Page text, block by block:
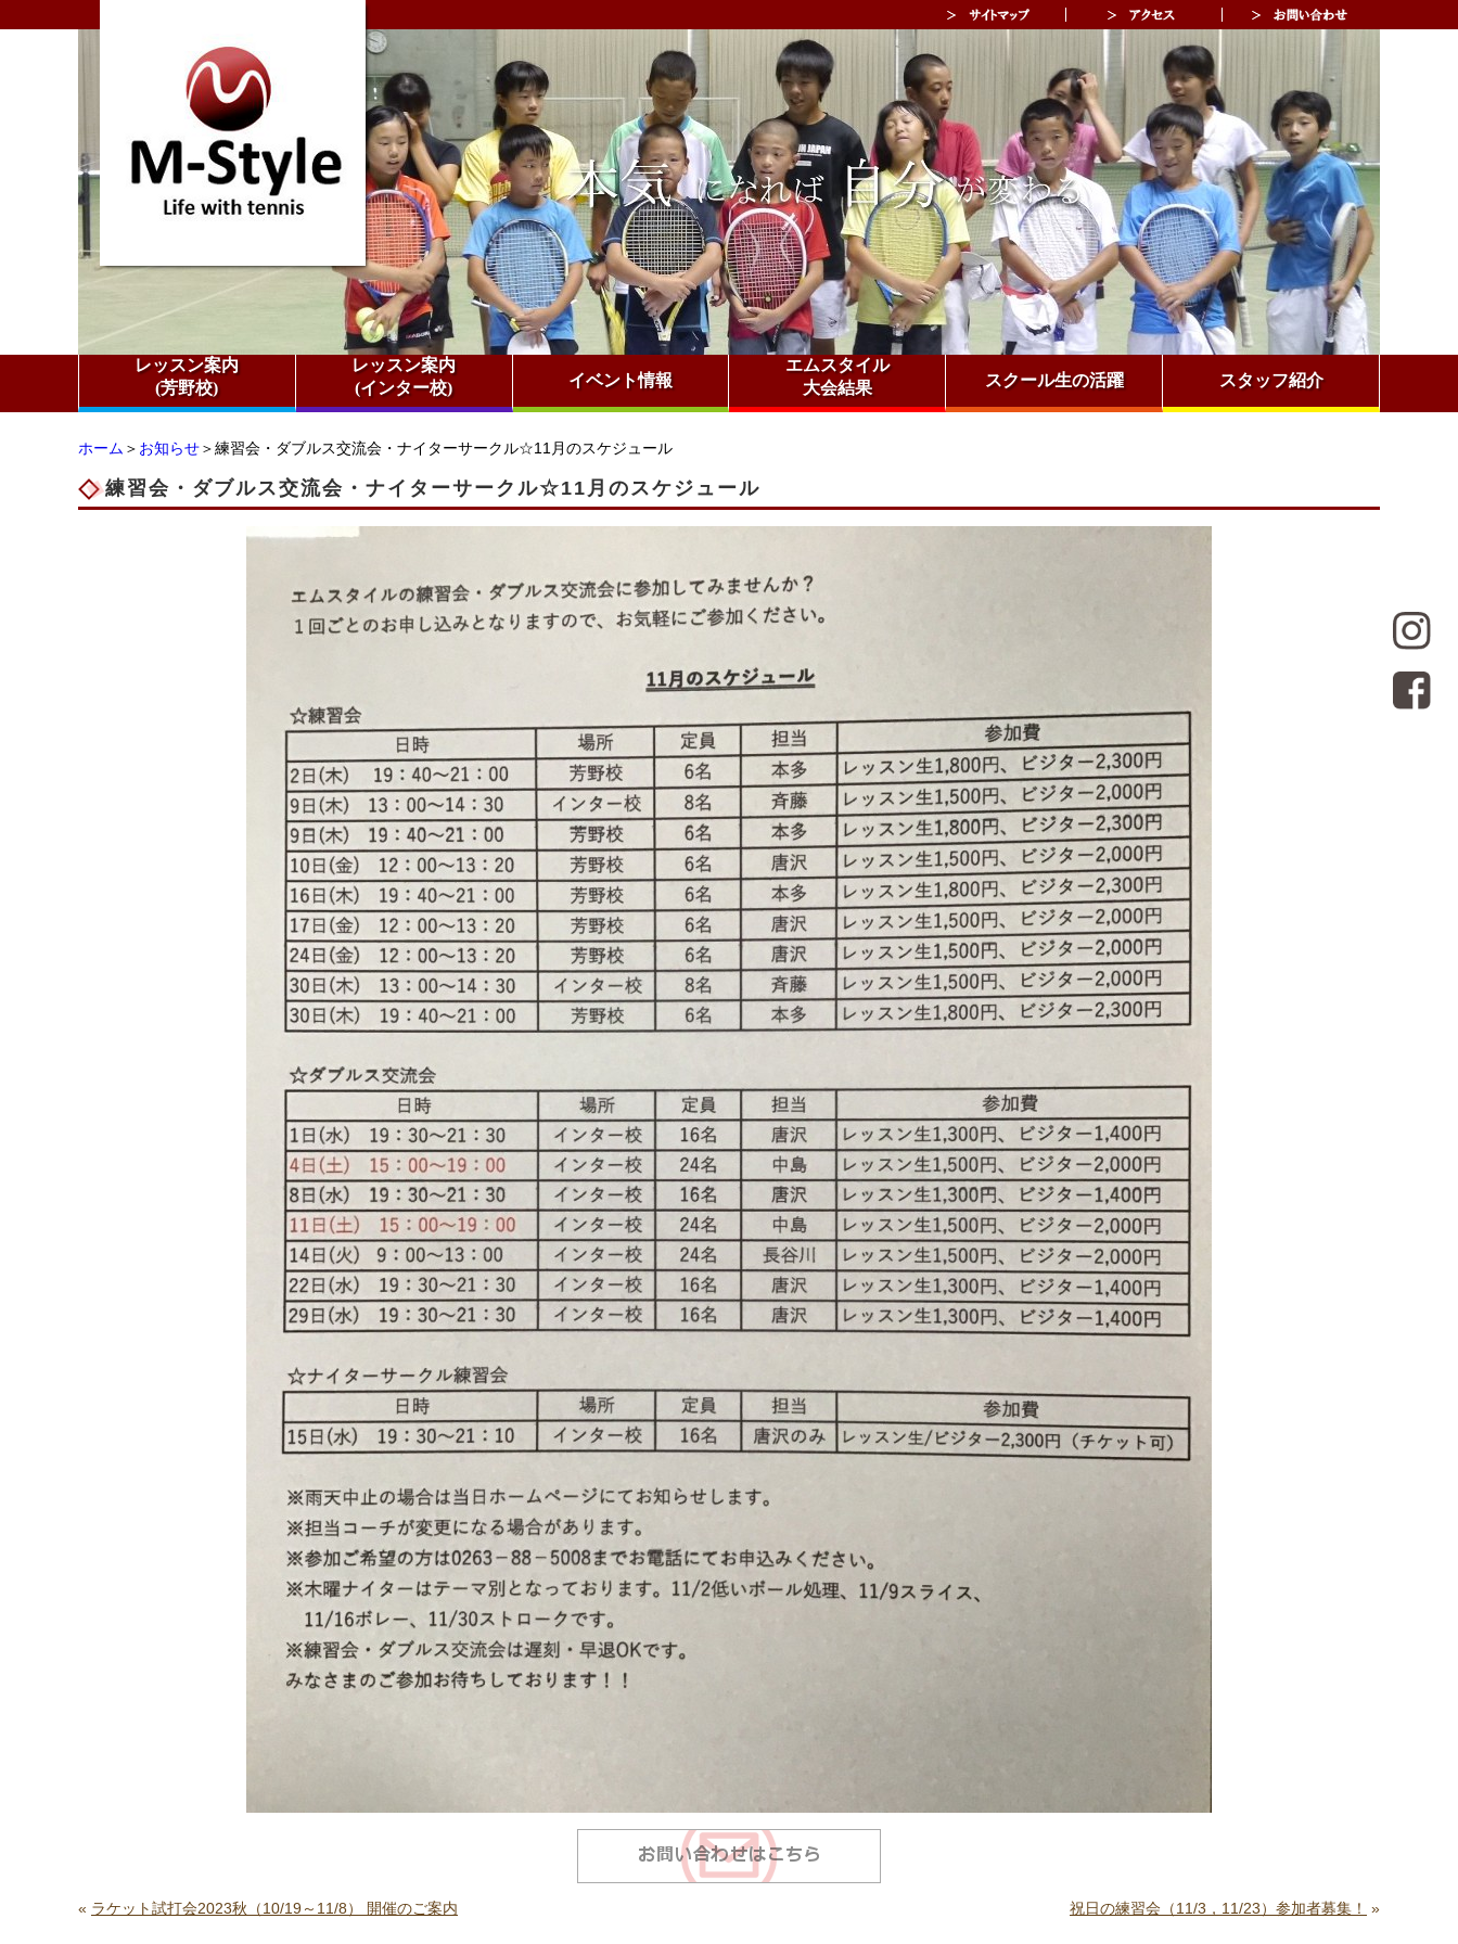
レッスン案内
(芳野校)
レッスン案内
(インター校)
イベント情報
エムスタイル
大会結果
スクール生の活躍 スタッフ紹介
ホーム ＞ お知らせ＞練習会・ダブルス交流会・ナイターサークル☆11月のスケジュール
練習会・ダブルス交流会・ナイターサークル☆11月のスケジュール
« ラケット試打会2023秋（10/19～11/8） 開催のご案内 祝日の練習会（11/3，11/23）参加者募集！ »